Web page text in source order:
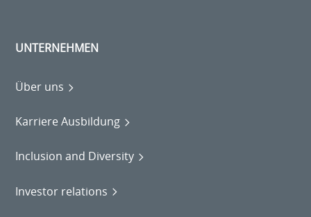
UNTERNEHMEN
Über uns
Karriere Ausbildung
Inclusion and Diversity
Investor relations